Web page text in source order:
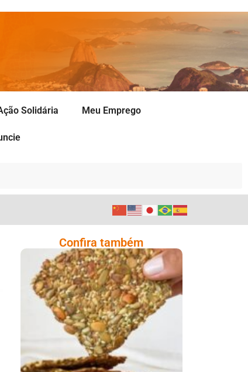
Solidária Meu Emprego
Confira também
Comer Bem: Cracker
De Sementes